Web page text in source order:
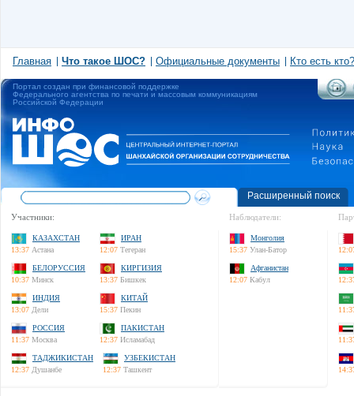
Главная Что такое ШОС? Официальные документы Кто есть кто?
Портал создан при финансовой поддержке
Федерального агентства по печати и массовым коммуникациям
Российской Федерации
Расширенный поиск
Участники:
КАЗАХСТАН
13:37 Астана
ИРАН
12:07 Тегеран
БЕЛОРУССИЯ
10:37 Минск
КИРГИЗИЯ
13:37 Бишкек
ИНДИЯ
13:07 Дели
КИТАЙ
15:37 Пекин
РОССИЯ
11:37 Москва
ПАКИСТАН
12:37 Исламабад
ТАДЖИКИСТАН
12:37 Душанбе
УЗБЕКИСТАН
12:37 Ташкент
Наблюдатели:
Монголия
15:37 Улан-Батор
Афганистан
12:07 Кабул